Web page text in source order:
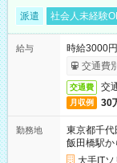
派遣 社会人未経験
給与
時給3000
交通費
交通費 交
月収例 30
勤務地
東京都千代
飯田橋駅
大手IT